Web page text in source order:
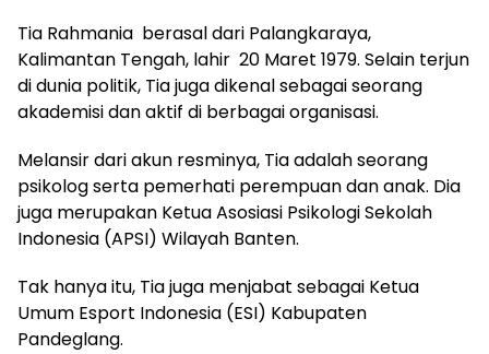
Tia Rahmania berasal dari Palangkaraya,
Kalimantan Tengah, lahir 20 Maret 1979. Selain terjun
di dunia politik, Tia juga dikenal sebagai seorang
akademisi dan aktif di berbagai organisasi.
Melansir dari akun resminya, Tia adalah seorang
psikolog serta pemerhati perempuan dan anak. Dia
juga merupakan Ketua Asosiasi Psikologi Sekolah
Indonesia (APSI) Wilayah Banten.
Tak hanya itu, Tia juga menjabat sebagai Ketua
Umum Esport Indonesia (ESI) Kabupaten
Pandeglang.